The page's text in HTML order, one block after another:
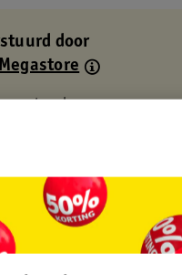
door
verstuurd
via verkooppartner.